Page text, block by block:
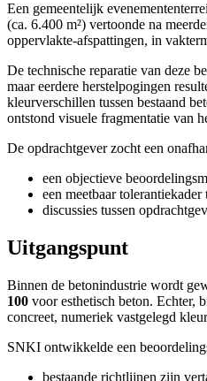
Een gemeentelijk
(ca. 6.400 m²) vertoonde na
oppervlakte-afspattingen, in
De technische reparatie van deze
maar eerdere herstelpogingen
kleurverschillen tussen bestaand
ontstond visuele fragmentatie van
De opdrachtgever zocht een
een objectieve
een meetbaar
discussies tussen
Uitgangspunt
Binnen de betonindustrie wordt
100 voor esthetisch beton. Echter,
concreet, numeriek vastgelegd
SNKI ontwikkelde een
bestaande richtlijnen zijn